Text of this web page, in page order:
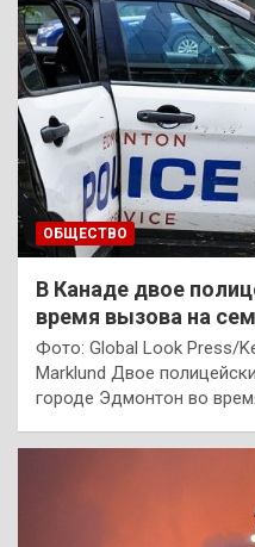
ОБЩЕСТВО
В Канаде двое
время вызова на
Фото: Global Look Press/
Marklund Двое
городе Эдмонтон во